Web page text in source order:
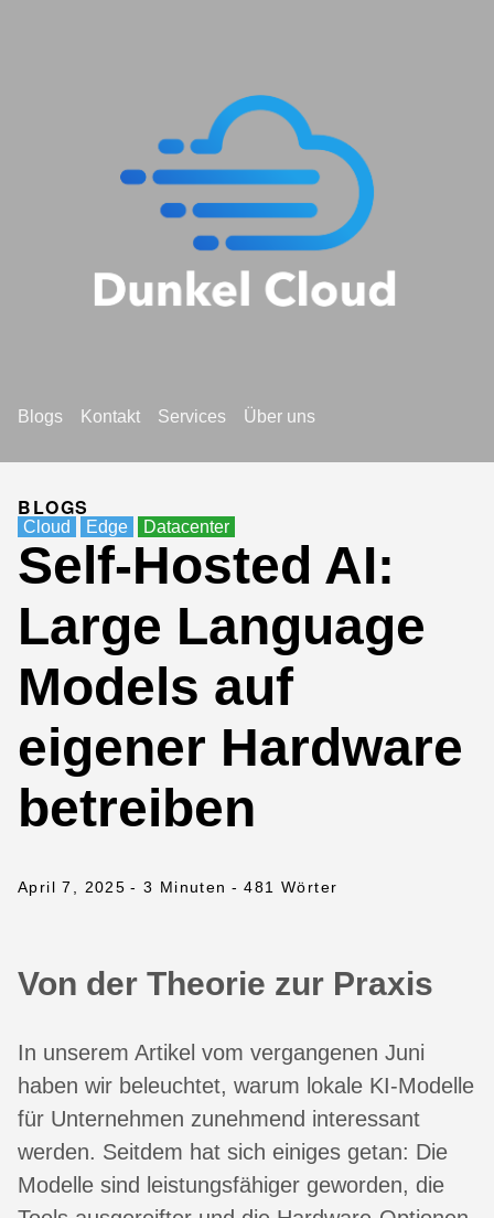
Blogs Kontakt Services Über uns
BLOGS
Cloud Edge Datacenter
Self-Hosted AI:
Large Language
Models auf
eigener Hardware
betreiben
April 7, 2025 - 3 Minuten - 481 Wörter
Von der Theorie zur Praxis
In unserem Artikel vom vergangenen Juni
haben wir beleuchtet, warum lokale KI-Modelle
für Unternehmen zunehmend interessant
werden. Seitdem hat sich einiges getan: Die
Modelle sind leistungsfähiger geworden, die